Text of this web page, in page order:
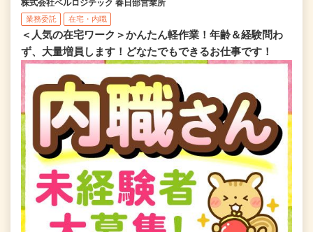
株式会社ベルロジテック 春日部営業所
業務委託 在宅・内職
＜人気の在宅ワーク＞かんたん軽作業！年齢＆経験問わ
ず、大量増員します！どなたでもできるお仕事です！